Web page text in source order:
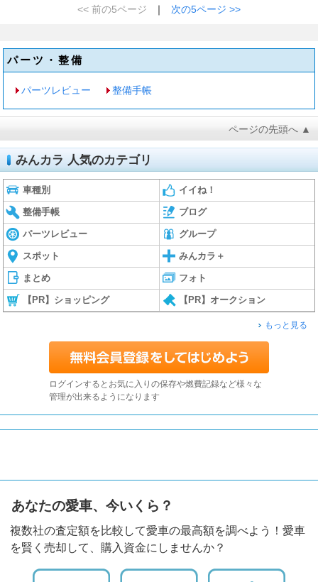
<< 前の5ページ
｜ 次の5ページ >>
パーツ・整備
パーツレビュー 整備手帳
ページの先頭へ ▲
みんカラ 人気のカテゴリ
車種別 イイね！
整備手帳 ブログ
パーツレビュー グループ
スポット みんカラ＋
まとめ フォト
【PR】ショッピング 【PR】オークション
もっと見る
ログインするとお気に入りの保存や燃費記録など様々な
管理が出来るようになります
あなたの愛車、今いくら？
複数社の査定額を比較して愛車の最高額を調べよう！愛車
を賢く売却して、購入資金にしませんか？